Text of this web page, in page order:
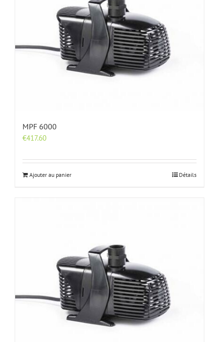
MPF 6000
€417.60
Ajouter au panier Détails